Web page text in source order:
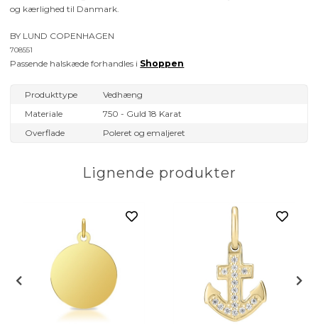
og kærlighed til Danmark.
BY LUND COPENHAGEN
708551
Passende halskæde forhandles i Shoppen
Produkttype
Vedhæng
Materiale
750 - Guld 18 Karat
Overflade
Poleret og emaljeret
Lignende produkter